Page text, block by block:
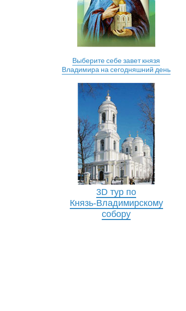
Выберите себе завет князя
Владимира на сегодняшний день
3D тур по
Князь-Владимирскому
собору